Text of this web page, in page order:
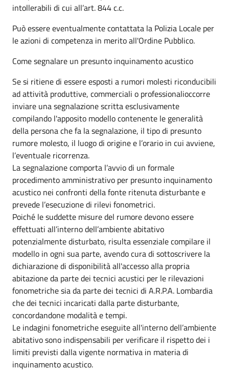
intollerabili di cui all’art. 844 c.c.
Può essere eventualmente contattata la Polizia Locale per
le azioni di competenza in merito all'Ordine Pubblico.
Come segnalare un presunto inquinamento acustico
Se si ritiene di essere esposti a rumori molesti riconducibili
ad attività produttive, commerciali o professionalioccorre
inviare una segnalazione scritta esclusivamente
compilando l'apposito modello contenente le generalità
della persona che fa la segnalazione, il tipo di presunto
rumore molesto, il luogo di origine e l’orario in cui avviene,
l’eventuale ricorrenza.
La segnalazione comporta l’avvio di un formale
procedimento amministrativo per presunto inquinamento
acustico nei confronti della fonte ritenuta disturbante e
prevede l’esecuzione di rilevi fonometrici.
Poiché le suddette misure del rumore devono essere
effettuati all’interno dell’ambiente abitativo
potenzialmente disturbato, risulta essenziale compilare il
modello in ogni sua parte, avendo cura di sottoscrivere la
dichiarazione di disponibilità all'accesso alla propria
abitazione da parte dei tecnici acustici per le rilevazioni
fonometriche sia da parte dei tecnici di A.R.P.A. Lombardia
che dei tecnici incaricati dalla parte disturbante,
concordandone modalità e tempi.
Le indagini fonometriche eseguite all'interno dell’ambiente
abitativo sono indispensabili per verificare il rispetto dei i
limiti previsti dalla vigente normativa in materia di
inquinamento acustico.